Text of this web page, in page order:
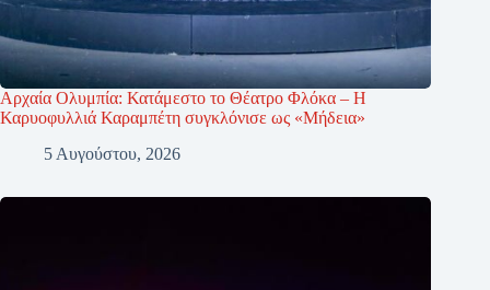
Αρχαία Ολυμπία: Κατάμεστο το Θέατρο Φλόκα – Η
Καρυοφυλλιά Καραμπέτη συγκλόνισε ως «Μήδεια»
5 Αυγούστου, 2026